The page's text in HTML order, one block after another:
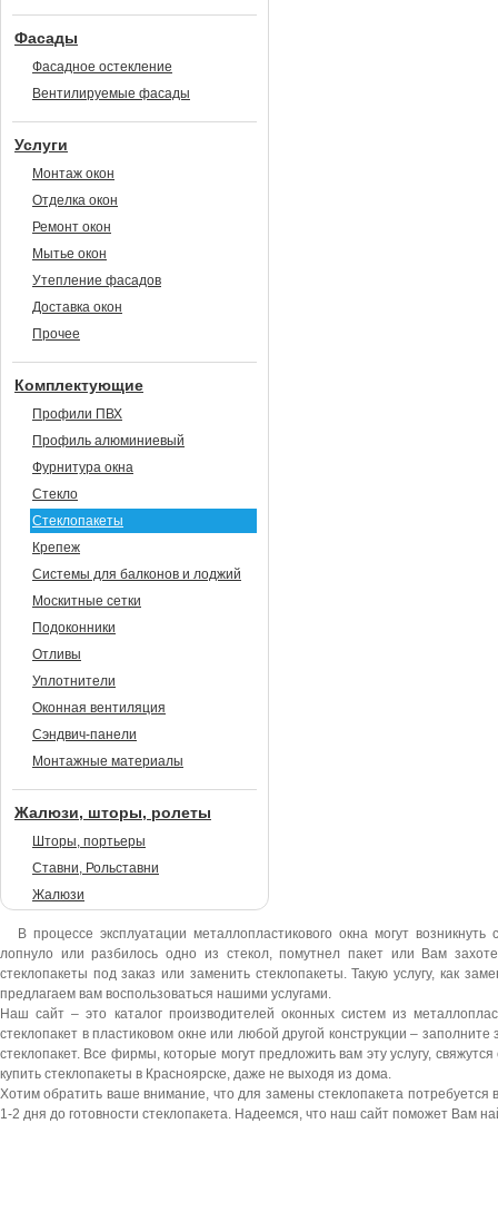
Фасады
Фасадное остекление
Вентилируемые фасады
Услуги
Монтаж окон
Отделка окон
Ремонт окон
Мытье окон
Утепление фасадов
Доставка окон
Прочее
Комплектующие
Профили ПВХ
Профиль алюминиевый
Фурнитура окна
Стекло
Стеклопакеты
Крепеж
Системы для балконов и лоджий
Москитные сетки
Подоконники
Отливы
Уплотнители
Оконная вентиляция
Сэндвич-панели
Монтажные материалы
Жалюзи, шторы, ролеты
Шторы, портьеры
Ставни, Рольставни
Жалюзи
В процессе эксплуатации металлопластикового окна могут
лопнуло или разбилось одно из стекол, помутнел пакет или Вам
стеклопакеты под заказ или заменить стеклопакеты. Такую услугу, как
предлагаем вам воспользоваться нашими услугами.
Наш сайт – это каталог производителей оконных систем из
стеклопакет в пластиковом окне или любой другой конструкции –
стеклопакет. Все фирмы, которые могут предложить вам эту услугу,
купить стеклопакеты в Красноярске, даже не выходя из дома.
Хотим обратить ваше внимание, что для замены стеклопакета
1-2 дня до готовности стеклопакета. Надеемся, что наш сайт поможет Вам